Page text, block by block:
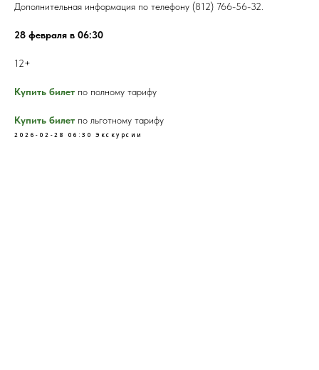
Дополнительная информация по телефону (812) 766-56-32.
28 февраля в 06:30
12+
Купить билет по полному тарифу
Купить билет по льготному тарифу
2026-02-28 06:30 Экскурсии